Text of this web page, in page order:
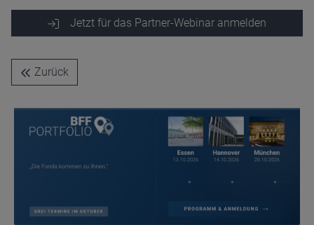
Jetzt für das Partner-Webinar anmelden
Zurück
CPref
Anbieter
Ablauf
1 Jahr